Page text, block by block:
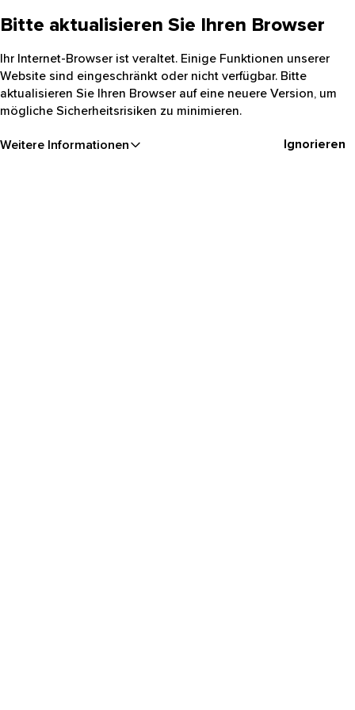
Bitte aktualisieren Sie Ihren Browser
Ihr Internet-Browser ist veraltet. Einige Funktionen unserer
Website sind eingeschränkt oder nicht verfügbar. Bitte
aktualisieren Sie Ihren Browser auf eine neuere Version, um
mögliche Sicherheitsrisiken zu minimieren.
Weitere Informationen Ignorieren